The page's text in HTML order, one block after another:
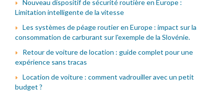
Nouveau dispositif de sécurité routière en Europe :
Limitation intelligente de la vitesse
Les systèmes de péage routier en Europe : impact sur la
consommation de carburant sur l'exemple de la Slovénie.
Retour de voiture de location : guide complet pour une
expérience sans tracas
Location de voiture : comment vadrouiller avec un petit
budget ?